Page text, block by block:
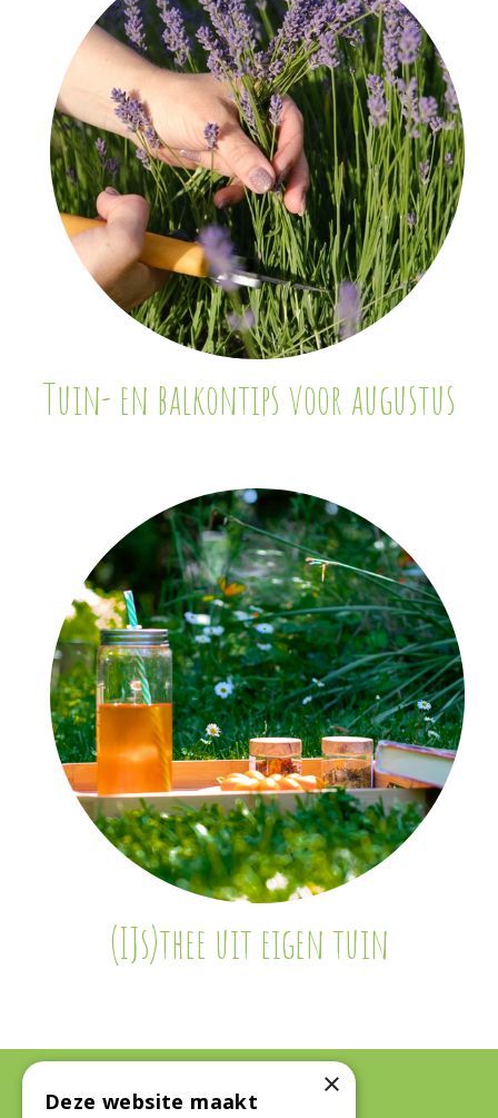
Tuin- en balkontips voor augustus
(IJs)thee uit eigen tuin
×
Deze website maakt